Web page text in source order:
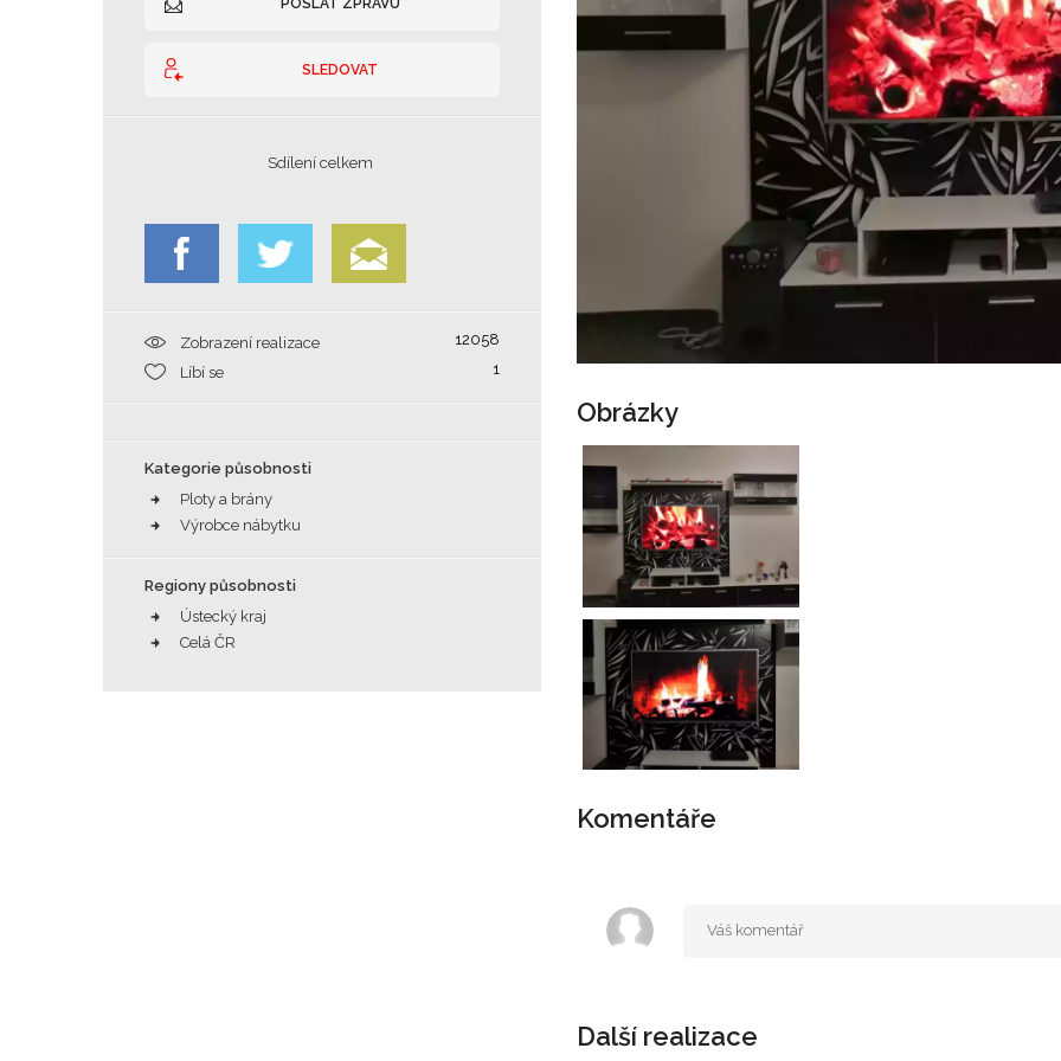
POSLAT ZPRÁVU
SLEDOVAT
Sdílení celkem
Zobrazení realizace
12058
Líbí se
1
Kategorie působnosti
Ploty a brány
Výrobce nábytku
Regiony působnosti
Ústecký kraj
Celá ČR
Obrázky
Komentáře
Další realizace